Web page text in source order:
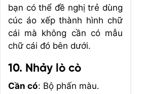
bạn có thể đề nghị trẻ dùng
cúc áo xếp thành hình chữ
cái mà không cần có mẫu
chữ cái đó bên dưới.
10. Nhảy lò cò
Cần có: Bộ phấn màu.